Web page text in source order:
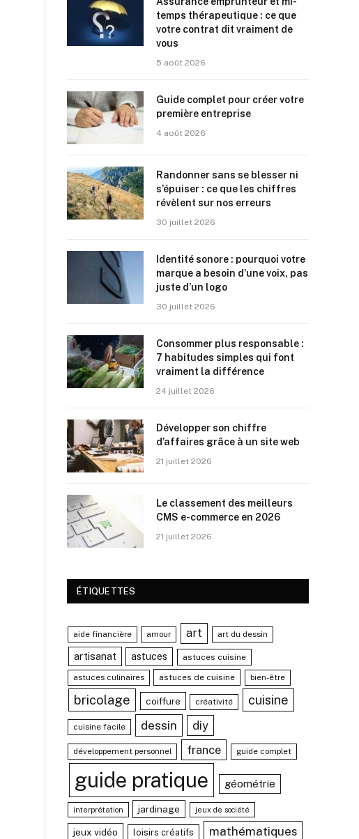
temps thérapeutique : ce que
votre contrat dit vraiment de
vous
5 août 2026
Guide complet pour créer votre
première entreprise
4 août 2026
Randonner sans se blesser ni
s’épuiser : ce que les chiffres
révèlent sur nos erreurs
30 juillet 2026
Identité sonore : pourquoi votre
marque a besoin d’une voix, pas
juste d’un logo
30 juillet 2026
Consommer plus responsable :
7 habitudes simples qui font
vraiment la différence
24 juillet 2026
Développer son chiffre
d’affaires grâce à un site web
21 juillet 2026
Le classement des meilleurs
CMS e-commerce en 2026
21 juillet 2026
ÉTIQUETTES
aide financière amour art art du dessin
artisanat astuces astuces cuisine
astuces culinaires astuces de cuisine bien-être
bricolage coiffure créativité cuisine
cuisine facile dessin diy
développement personnel france guide complet
guide pratique géométrie
interprétation jardinage jeux de société
jeux vidéo loisirs créatifs mathématiques